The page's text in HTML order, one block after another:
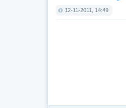
12-11-2011, 14:49